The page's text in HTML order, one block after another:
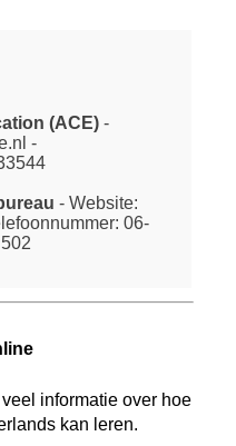
(ACE)-
-
- Website:
06-
informatie over hoe
kan leren.